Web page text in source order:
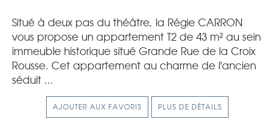
Situé à deux pas du théâtre, la Régie CARRON
vous propose un appartement T2 de 43 m² au sein
immeuble historique situé Grande Rue de la Croix
Rousse. Cet appartement au charme de l'ancien
séduit ...
AJOUTER AUX FAVORIS PLUS DE DÉTAILS